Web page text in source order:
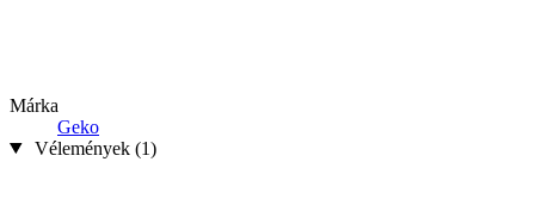
Márka
Geko
Vélemények (1)